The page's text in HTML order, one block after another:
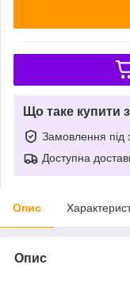
Що таке купити
Замовлення під
Доступна
Опис
Опис